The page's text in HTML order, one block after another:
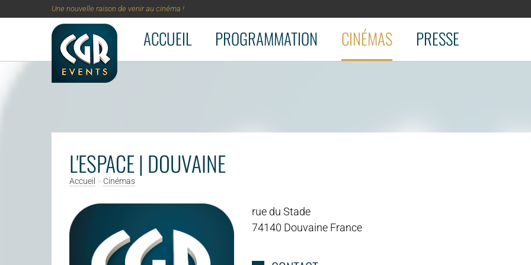
Aller au contenu principal
Une nouvelle raison de venir au cinéma !
ACCUEIL PROGRAMMATION CINÉMAS PRESSE
L'ESPACE | DOUVAINE
Accueil > Cinémas
rue du Stade
74140 Douvaine France